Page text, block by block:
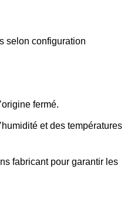
selon configuration
fermé.
et des températures
fabricant pour garantir les